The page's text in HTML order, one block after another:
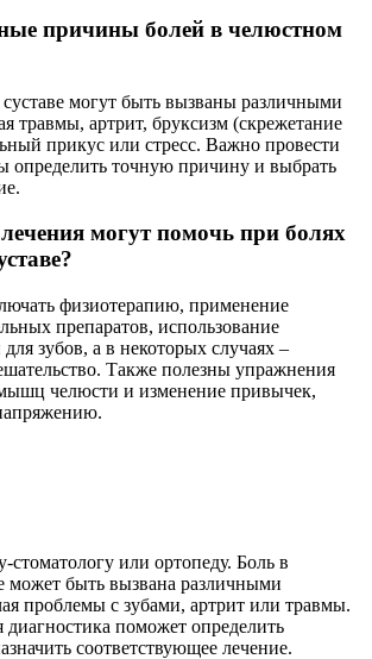
причины болей в челюстном
могут быть вызваны различными
травмы, артрит, бруксизм (скрежетание
прикус или стресс. Важно провести
определить точную причину и выбрать
могут помочь при болях
физиотерапию, применение
препаратов, использование
зубов, а в некоторых случаях –
Также полезны упражнения
мышц челюсти и изменение привычек,
стоматологу или ортопеду. Боль в
может быть вызвана различными
проблемы с зубами, артрит или травмы.
диагностика поможет определить
соответствующее лечение.